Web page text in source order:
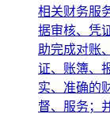
相关财务服
据审核、凭
助完成对账
证、账簿、
实、准确的
督、服务；